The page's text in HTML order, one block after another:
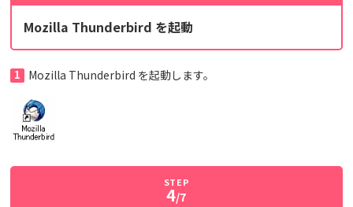
Mozilla Thunderbird を起動
1 Mozilla Thunderbird を起動します。
STEP
4/7